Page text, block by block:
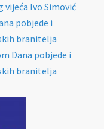
vijeća Ivo Simović
pobjede i
branitelja
Dana pobjede i
branitelja